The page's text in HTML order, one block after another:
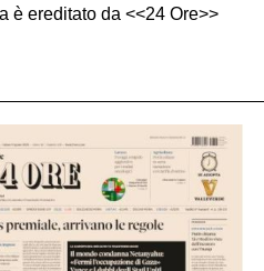
è ereditato da <<24 Ore>>